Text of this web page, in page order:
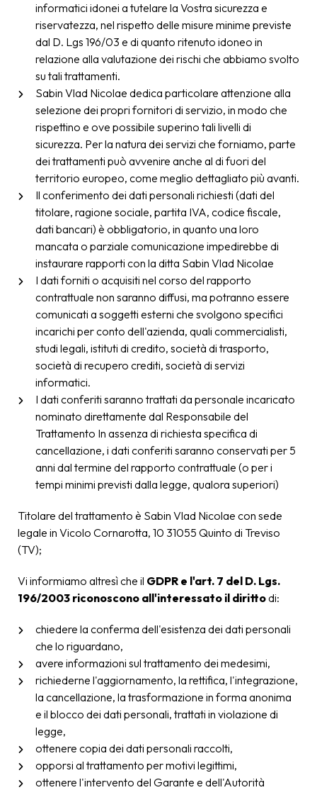
informatici idonei a tutelare la Vostra sicurezza e
riservatezza, nel rispetto delle misure minime previste
dal D. Lgs 196/03 e di quanto ritenuto idoneo in
relazione alla valutazione dei rischi che abbiamo svolto
su tali trattamenti.
Sabin Vlad Nicolae dedica particolare attenzione alla
selezione dei propri fornitori di servizio, in modo che
rispettino e ove possibile superino tali livelli di
sicurezza. Per la natura dei servizi che forniamo, parte
dei trattamenti può avvenire anche al di fuori del
territorio europeo, come meglio dettagliato più avanti.
Il conferimento dei dati personali richiesti (dati del
titolare, ragione sociale, partita IVA, codice fiscale,
dati bancari) è obbligatorio, in quanto una loro
mancata o parziale comunicazione impedirebbe di
instaurare rapporti con la ditta Sabin Vlad Nicolae
I dati forniti o acquisiti nel corso del rapporto
contrattuale non saranno diffusi, ma potranno essere
comunicati a soggetti esterni che svolgono specifici
incarichi per conto dell'azienda, quali commercialisti,
studi legali, istituti di credito, società di trasporto,
società di recupero crediti, società di servizi
informatici.
I dati conferiti saranno trattati da personale incaricato
nominato direttamente dal Responsabile del
Trattamento In assenza di richiesta specifica di
cancellazione, i dati conferiti saranno conservati per 5
anni dal termine del rapporto contrattuale (o per i
tempi minimi previsti dalla legge, qualora superiori)
Titolare del trattamento è Sabin Vlad Nicolae con sede
legale in Vicolo Cornarotta, 10 31055 Quinto di Treviso
(TV);
Vi informiamo altresì che il GDPR e l'art. 7 del D. Lgs.
196/2003 riconoscono all'interessato il dirittodi:
chiedere la conferma dell'esistenza dei dati personali
che lo riguardano,
avere informazioni sul trattamento dei medesimi,
richiederne l'aggiornamento, la rettifica, l'integrazione,
la cancellazione, la trasformazione in forma anonima
e il blocco dei dati personali, trattati in violazione di
legge,
ottenere copia dei dati personali raccolti,
opporsi al trattamento per motivi legittimi,
ottenere l'intervento del Garante e dell'Autorità